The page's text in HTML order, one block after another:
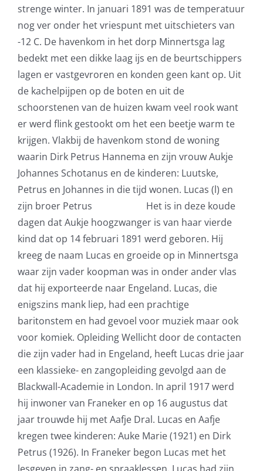
strenge winter. In januari 1891 was de temperatuur
nog ver onder het vriespunt met uitschieters van
-12 C. De havenkom in het dorp Minnertsga lag
bedekt met een dikke laag ijs en de beurtschippers
lagen er vastgevroren en konden geen kant op. Uit
de kachelpijpen op de boten en uit de
schoorstenen van de huizen kwam veel rook want
er werd flink gestookt om het een beetje warm te
krijgen. Vlakbij de havenkom stond de woning
waarin Dirk Petrus Hannema en zijn vrouw Aukje
Johannes Schotanus en de kinderen: Luutske,
Petrus en Johannes in die tijd wonen. Lucas (l) en
zijn broer Petrus Het is in deze koude
dagen dat Aukje hoogzwanger is van haar vierde
kind dat op 14 februari 1891 werd geboren. Hij
kreeg de naam Lucas en groeide op in Minnertsga
waar zijn vader koopman was in onder ander vlas
dat hij exporteerde naar Engeland. Lucas, die
enigszins mank liep, had een prachtige
baritonstem en had gevoel voor muziek maar ook
voor komiek. Opleiding Wellicht door de contacten
die zijn vader had in Engeland, heeft Lucas drie jaar
een klassieke- en zangopleiding gevolgd aan de
Blackwall-Academie in London. In april 1917 werd
hij inwoner van Franeker en op 16 augustus dat
jaar trouwde hij met Aafje Dral. Lucas en Aafje
kregen twee kinderen: Auke Marie (1921) en Dirk
Petrus (1926). In Franeker begon Lucas met het